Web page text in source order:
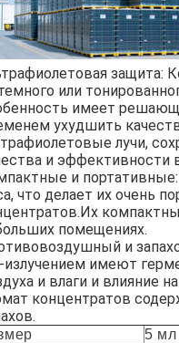
защита:
или
имеет
ухудшить
лучи,
и эффективности
и портативные:
что делает их очень
помещениях.
и
имеют
и влаги и влияние
концентратов
5 мл